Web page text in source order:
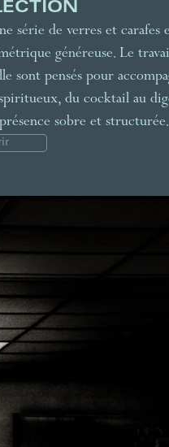
série de verres et carafes
généreuse. Le
sont pensés pour
du cocktail au
sobre et structurée.